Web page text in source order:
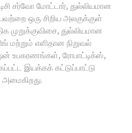
சர்வோ மோட்டார், துல்லியமான
ஒரு சிறிய அலகுக்குள்
துல்லியமான
மற்றும் எளிதான நிறுவல்
உபகரணங்கள், ரோபாட்டிக்ஸ்,
இயக்கக் கட்டுப்பாட்டு
அமைகிறது.